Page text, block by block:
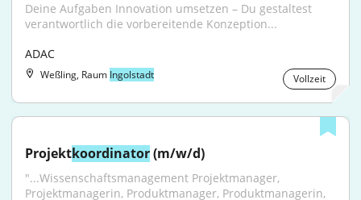
Deine Aufgaben Innovation umsetzen – Du gestaltest
verantwortlich die vorbereitende Konzeption...
ADAC
Weßling, Raum Ingolstadt Vollzeit
Projektkoordinator (m/w/d)
"...Wissenschaftsmanagement Projektmanager,